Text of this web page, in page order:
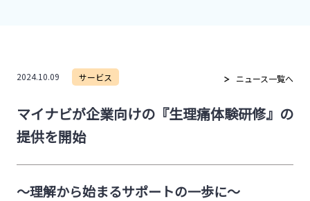
2024.10.09 サービス ニュース一覧へ
マイナビが企業向けの『生理痛体験研修』の
提供を開始
～理解から始まるサポートの一歩に～